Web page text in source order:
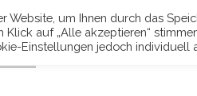
Website, um Ihnen durch das
auf „Alle akzeptieren“
Einstellungen jedoch individuell